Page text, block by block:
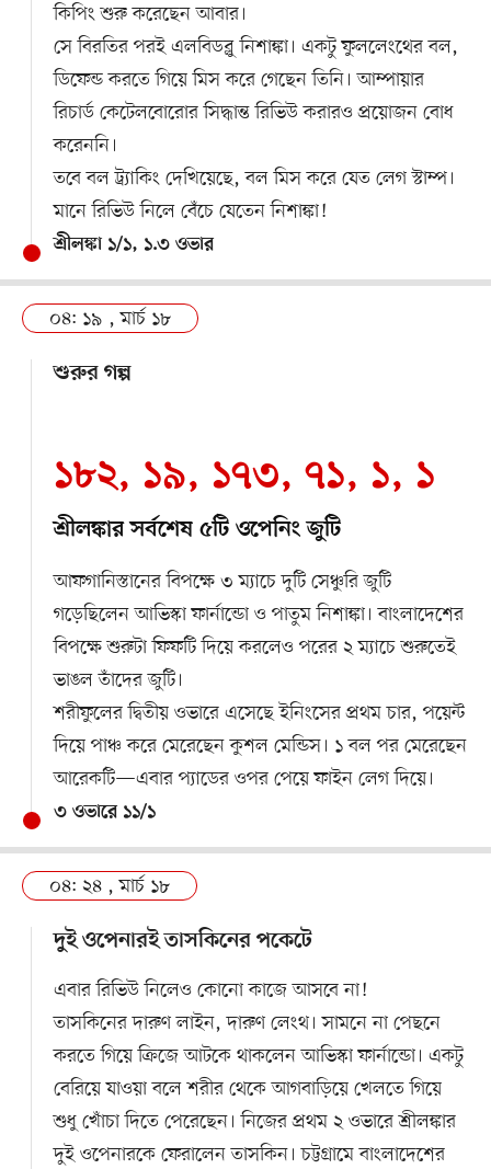
কিপিং শুরু করেছেন আবার।
সে বিরতির পরই এলবিডব্লু নিশাঙ্কা। একটু ফুললেংথের বল,
ডিফেন্ড করতে গিয়ে মিস করে গেছেন তিনি। আম্পায়ার
রিচার্ড কেটেলবোরোর সিদ্ধান্ত রিভিউ করারও প্রয়োজন বোধ
করেননি।
তবে বল ট্র্যাকিং দেখিয়েছে, বল মিস করে যেত লেগ স্টাম্প।
মানে রিভিউ নিলে বেঁচে যেতেন নিশাঙ্কা!
শ্রীলঙ্কা ১/১, ১.৩ ওভার
০৪: ১৯ , মার্চ ১৮
শুরুর গল্প
১৮২, ১৯, ১৭৩, ৭১, ১, ১
শ্রীলঙ্কার সর্বশেষ ৫টি ওপেনিং জুটি
আফগানিস্তানের বিপক্ষে ৩ ম্যাচে দুটি সেঞ্চুরি জুটি
গড়েছিলেন আভিস্কা ফার্নান্ডো ও পাতুম নিশাঙ্কা। বাংলাদেশের
বিপক্ষে শুরুটা ফিফটি দিয়ে করলেও পরের ২ ম্যাচে শুরুতেই
ভাঙল তাঁদের জুটি।
শরীফুলের দ্বিতীয় ওভারে এসেছে ইনিংসের প্রথম চার, পয়েন্ট
দিয়ে পাঞ্চ করে মেরেছেন কুশল মেন্ডিস। ১ বল পর মেরেছেন
আরেকটি—এবার প্যাডের ওপর পেয়ে ফাইন লেগ দিয়ে।
৩ ওভারে ১১/১
০৪: ২৪ , মার্চ ১৮
দুই ওপেনারই তাসকিনের পকেটে
এবার রিভিউ নিলেও কোনো কাজে আসবে না!
তাসকিনের দারুণ লাইন, দারুণ লেংথ। সামনে না পেছনে
করতে গিয়ে ক্রিজে আটকে থাকলেন আভিস্কা ফার্নান্ডো। একটু
বেরিয়ে যাওয়া বলে শরীর থেকে আগবাড়িয়ে খেলতে গিয়ে
শুধু খোঁচা দিতে পেরেছেন। নিজের প্রথম ২ ওভারে শ্রীলঙ্কার
দুই ওপেনারকে ফেরালেন তাসকিন। চট্টগ্রামে বাংলাদেশের